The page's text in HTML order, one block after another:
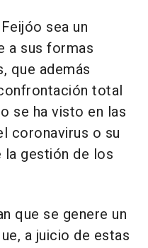
sea un
a sus formas
que además
total
se ha visto en las
coronavirus o su
gestión de los
que se genere un
a juicio de estas